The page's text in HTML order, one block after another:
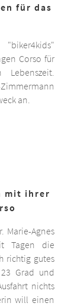
für das
Corso für
an.
mit ihrer
Marie-Agnes
Tagen die
richtig gutes
Grad und
nichts
will einen